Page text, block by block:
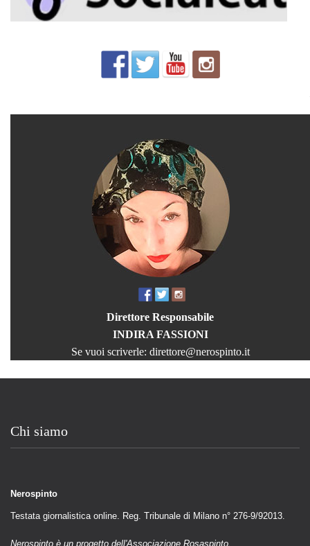
Direttore Responsabile
INDIRA FASSIONI
Se vuoi scriverle: direttore@nerospinto.it
Chi siamo
Nerospinto
Testata giornalistica online. Reg. Tribunale di Milano n° 276-9/92013.
Nerospinto è un progetto dell'Associazione Rosaspinto.